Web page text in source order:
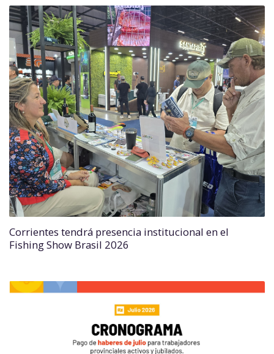
Corrientes tendrá presencia institucional en el
Fishing Show Brasil 2026